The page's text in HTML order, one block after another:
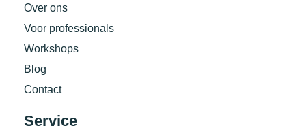
Over ons
Voor professionals
Workshops
Blog
Contact
Service